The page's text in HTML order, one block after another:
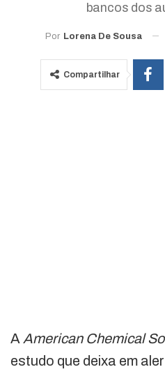
bancos dos
Por Lorena De Sousa
Compartilhar
A American Chemical
estudo que deixa em